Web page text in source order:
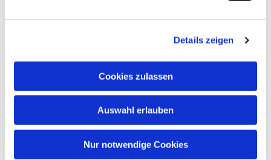
Details zeigen
Cookies zulassen
Auswahl erlauben
Nur notwendige Cookies